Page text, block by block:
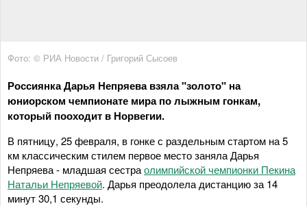
Фото: © РИА Новости / Григорий Сысоев
Россиянка Дарья Непряева взяла "золото" на
юниорском чемпионате мира по лыжным гонкам,
который пооходит в Норвегии.
В пятницу, 25 февраля, в гонке с раздельным стартом на 5
км классическим стилем первое место заняла Дарья
Непряева - младшая сестраолимпийской чемпионки Пекина
Натальи Непряевой. Дарья преодолела дистанцию за 14
минут 30,1 секунды.